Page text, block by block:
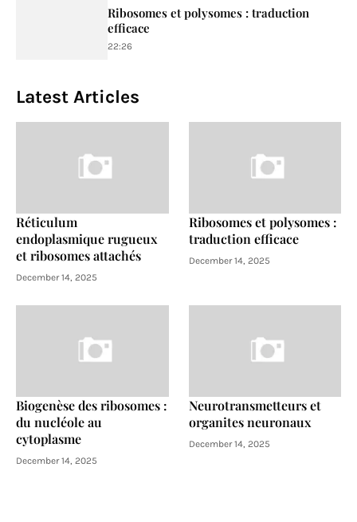
Ribosomes et polysomes : traduction
efficace
22:26
Latest Articles
Réticulum
endoplasmique rugueux
et ribosomes attachés
December 14, 2025
Ribosomes et polysomes :
traduction efficace
December 14, 2025
Biogenèse des ribosomes :
du nucléole au
cytoplasme
December 14, 2025
Neurotransmetteurs et
organites neuronaux
December 14, 2025